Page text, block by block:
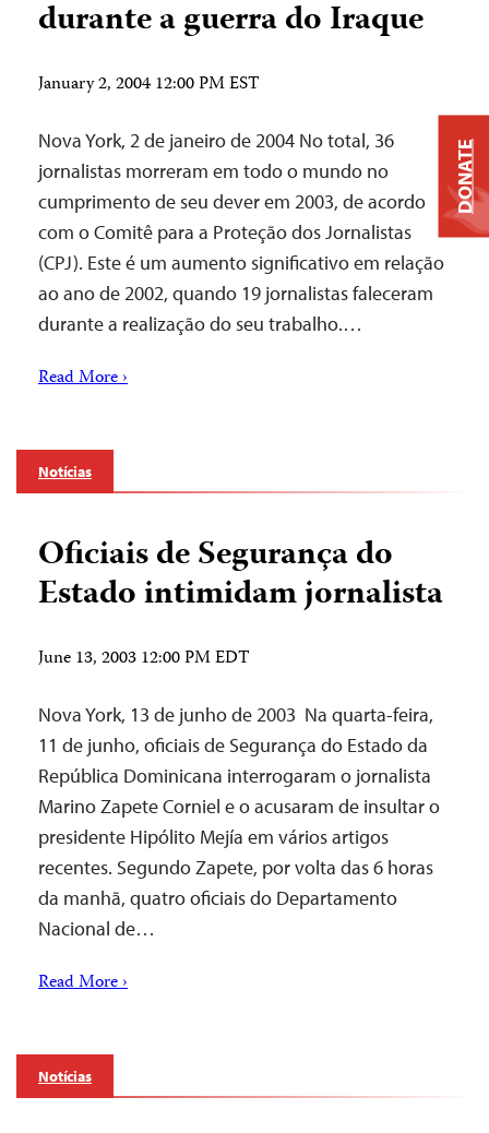
durante a guerra do Iraque
January 2, 2004 12:00 PM EST
Nova York, 2 de janeiro de 2004 ­No total, 36
jornalistas morreram em todo o mundo no
cumprimento de seu dever em 2003, de acordo
com o Comitê para a Proteção dos Jornalistas
(CPJ). Este é um aumento significativo em relação
ao ano de 2002, quando 19 jornalistas faleceram
durante a realização do seu trabalho.…
Read More ›
Notícias
Oficiais de Segurança do
Estado intimidam jornalista
June 13, 2003 12:00 PM EDT
Nova York, 13 de junho de 2003 ­ Na quarta-feira,
11 de junho, oficiais de Segurança do Estado da
República Dominicana interrogaram o jornalista
Marino Zapete Corniel e o acusaram de insultar o
presidente Hipólito Mejía em vários artigos
recentes. Segundo Zapete, por volta das 6 horas
da manhã, quatro oficiais do Departamento
Nacional de…
Read More ›
Notícias
DONATE